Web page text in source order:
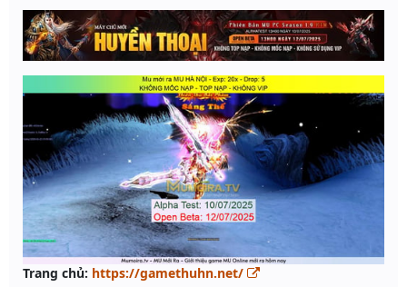
Trang chủ: https://gamethuhn.net/